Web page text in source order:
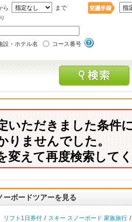
ら まで
設・ホテル名 コース番号
いただきました条件
りませんでした。
変えて再度検索して
ーボードツアーを見る
リフト1日券付 / スキー スノーボード 家族旅行 /